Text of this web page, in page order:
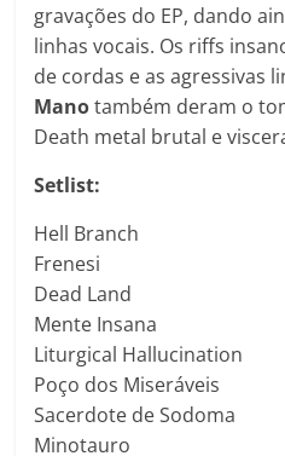
gravações do EP, dando
linhas vocais. Os riffs
de cordas e as agressivas
Manotambém deram o
Death metal brutal e
Setlist:
Hell Branch
Frenesi
Dead Land
Mente Insana
Liturgical Hallucination
Poço dos Miseráveis
Sacerdote de Sodoma
Minotauro